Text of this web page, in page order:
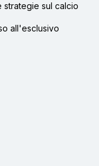
strategie sul calcio
all'esclusivo